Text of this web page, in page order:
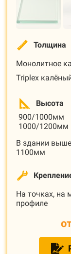
Толщина
Монолитное
Triplex
Высота
900/1000мм
1000/1200мм
В здании
1100мм
На точках, на
профиле